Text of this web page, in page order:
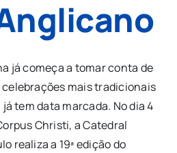
já começa a tomar conta de
celebrações mais tradicionais
tem data marcada. No dia 4
Christi, a Catedral
realiza a 19ª edição do